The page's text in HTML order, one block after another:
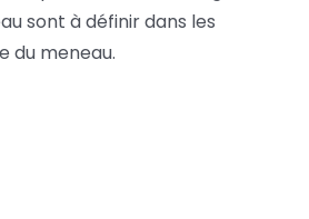
sont à définir dans les
du meneau.